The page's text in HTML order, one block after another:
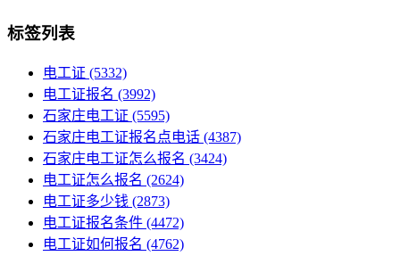
标签列表
电工证 (5332)
电工证报名 (3992)
石家庄电工证 (5595)
石家庄电工证报名点电话 (4387)
石家庄电工证怎么报名 (3424)
电工证怎么报名 (2624)
电工证多少钱 (2873)
电工证报名条件 (4472)
电工证如何报名 (4762)